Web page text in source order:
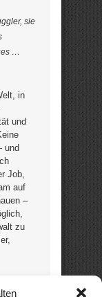
sie
…
in
und
und
Job,
auf
–
zu